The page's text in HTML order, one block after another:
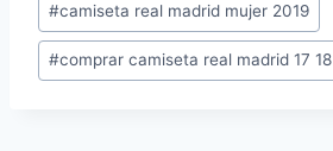
la
entrada:
#camiseta real madrid mujer 2019
#comprar camiseta real madrid 17 18